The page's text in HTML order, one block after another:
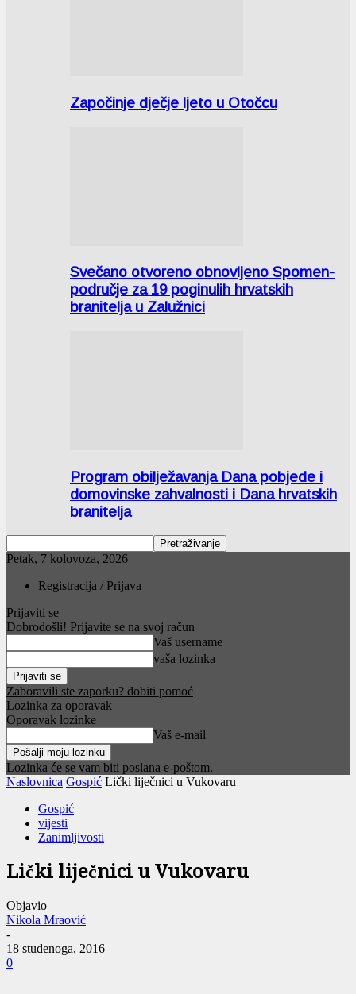
Započinje dječje ljeto u Otočcu
Svečano otvoreno obnovljeno Spomen-
područje za 19 poginulih hrvatskih
branitelja u Zalužnici
Program obilježavanja Dana pobjede i
domovinske zahvalnosti i Dana hrvatskih
branitelja
Petak, 7 kolovoza, 2026
Registracija / Prijava
Prijaviti se
Dobrodošli! Prijavite se na svoj račun
Vaš username
vaša lozinka
Zaboravili ste zaporku? dobiti pomoć
Lozinka za oporavak
Oporavak lozinke
Vaš e-mail
Lozinka će se vam biti poslana e-poštom.
Naslovnica Gospić Lički liječnici u Vukovaru
Gospić
vijesti
Zanimljivosti
Lički liječnici u Vukovaru
Objavio
Nikola Mraović
-
18 studenoga, 2016
0